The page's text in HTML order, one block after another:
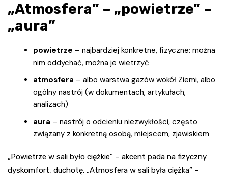
„Atmosfera” – „powietrze” –
„aura”
powietrze – najbardziej konkretne, fizyczne: można
nim oddychać, można je wietrzyć
atmosfera – albo warstwa gazów wokół Ziemi, albo
ogólny nastrój (w dokumentach, artykułach,
analizach)
aura – nastrój o odcieniu niezwykłości, często
związany z konkretną osobą, miejscem, zjawiskiem
„Powietrze w sali było ciężkie” – akcent pada na fizyczny
dyskomfort, duchotę. „Atmosfera w sali była ciężka” –